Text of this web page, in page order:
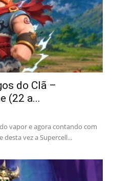
do Clã –
(22 a...
vapor e agora contando com
desta vez a Supercell...